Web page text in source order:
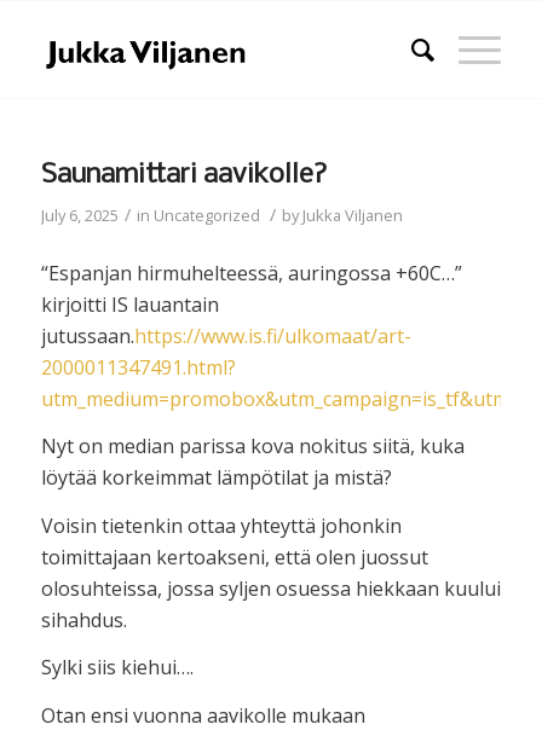
Saunamittari aavikolle?
July 6, 2025 / in Uncategorized / byJukka Viljanen
“Espanjan hirmuhelteessä, auringossa +60C…”
kirjoitti IS lauantain
jutussaan.https://www.is.fi/ulkomaat/art-
2000011347491.html?
Nyt on median parissa kova nokitus siitä, kuka
löytää korkeimmat lämpötilat ja mistä?
Voisin tietenkin ottaa yhteyttä johonkin
toimittajaan kertoakseni, että olen juossut
olosuhteissa, jossa syljen osuessa hiekkaan kuului
sihahdus.
Sylki siis kiehui….
Otan ensi vuonna aavikolle mukaan